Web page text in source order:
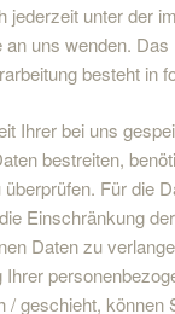
jederzeit unter der
uns wenden.
besteht in
Ihrer bei uns
bestreiten,
Für die
Einschränkung
Daten zu
Ihrer
/ geschieht, können